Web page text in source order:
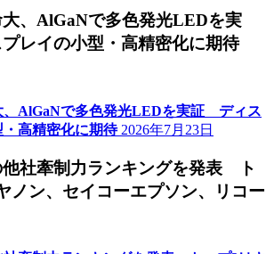
大、AlGaNで多色発光LEDを実
レイの小型・高精密化に期待
、AlGaNで多色発光LEDを実証 ディス
高精密化に期待 2026年7月23日
他社牽制力ランキングを発表 ト
ノン、セイコーエプソン、リコー